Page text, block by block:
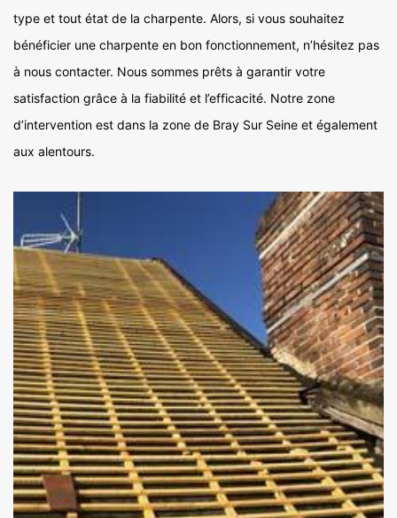
type et tout état de la charpente. Alors, si vous souhaitez
bénéficier une charpente en bon fonctionnement, n’hésitez pas
à nous contacter. Nous sommes prêts à garantir votre
satisfaction grâce à la fiabilité et l’efficacité. Notre zone
d’intervention est dans la zone de Bray Sur Seine et également
aux alentours.